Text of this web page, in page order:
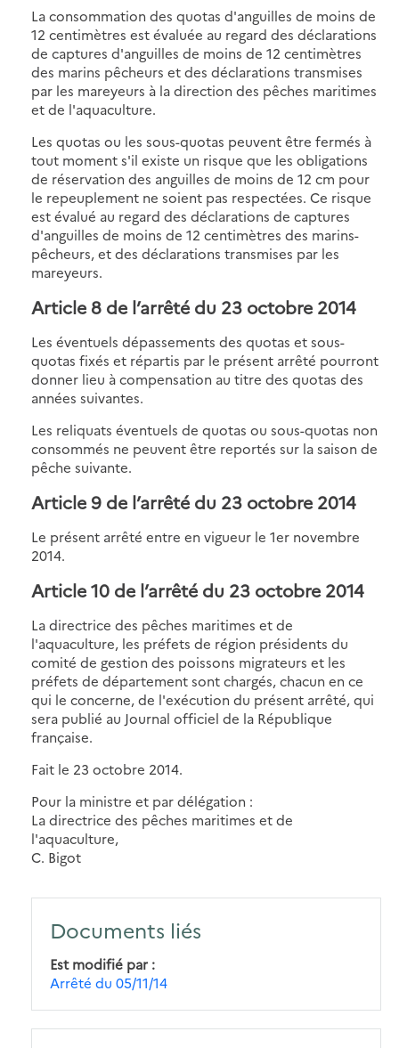
La consommation des quotas d'anguilles de moins de
12 centimètres est évaluée au regard des déclarations
de captures d'anguilles de moins de 12 centimètres
des marins pêcheurs et des déclarations transmises
par les mareyeurs à la direction des pêches maritimes
et de l'aquaculture.
Les quotas ou les sous-quotas peuvent être fermés à
tout moment s'il existe un risque que les obligations
de réservation des anguilles de moins de 12 cm pour
le repeuplement ne soient pas respectées. Ce risque
est évalué au regard des déclarations de captures
d'anguilles de moins de 12 centimètres des marins-
pêcheurs, et des déclarations transmises par les
mareyeurs.
Article 8 de l’arrêté du 23 octobre 2014
Les éventuels dépassements des quotas et sous-
quotas fixés et répartis par le présent arrêté pourront
donner lieu à compensation au titre des quotas des
années suivantes.
Les reliquats éventuels de quotas ou sous-quotas non
consommés ne peuvent être reportés sur la saison de
pêche suivante.
Article 9 de l’arrêté du 23 octobre 2014
Le présent arrêté entre en vigueur le 1er novembre
2014.
Article 10 de l’arrêté du 23 octobre 2014
La directrice des pêches maritimes et de
l'aquaculture, les préfets de région présidents du
comité de gestion des poissons migrateurs et les
préfets de département sont chargés, chacun en ce
qui le concerne, de l'exécution du présent arrêté, qui
sera publié au Journal officiel de la République
française.
Fait le 23 octobre 2014.
Pour la ministre et par délégation :
La directrice des pêches maritimes et de
l'aquaculture,
C. Bigot
Documents liés
Est modifié par
Arrêté du 05/11/14